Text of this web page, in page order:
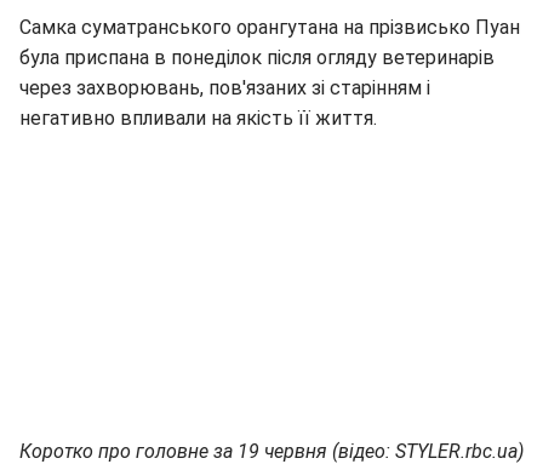
Самка суматранського орангутана на прізвисько Пуан
була приспана в понеділок після огляду ветеринарів
через захворювань, пов'язаних зі старінням і
негативно впливали на якість її життя.
Коротко про головне за 19 червня (відео: STYLER.rbc.ua)